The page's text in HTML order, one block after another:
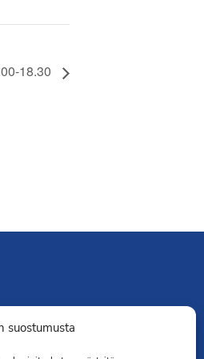
suostumusta
18.30